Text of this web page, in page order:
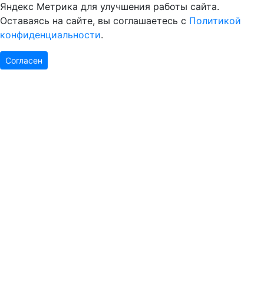
Яндекс Метрика для улучшения работы сайта.
Оставаясь на сайте, вы соглашаетесь с Политикой
конфиденциальности.
Согласен